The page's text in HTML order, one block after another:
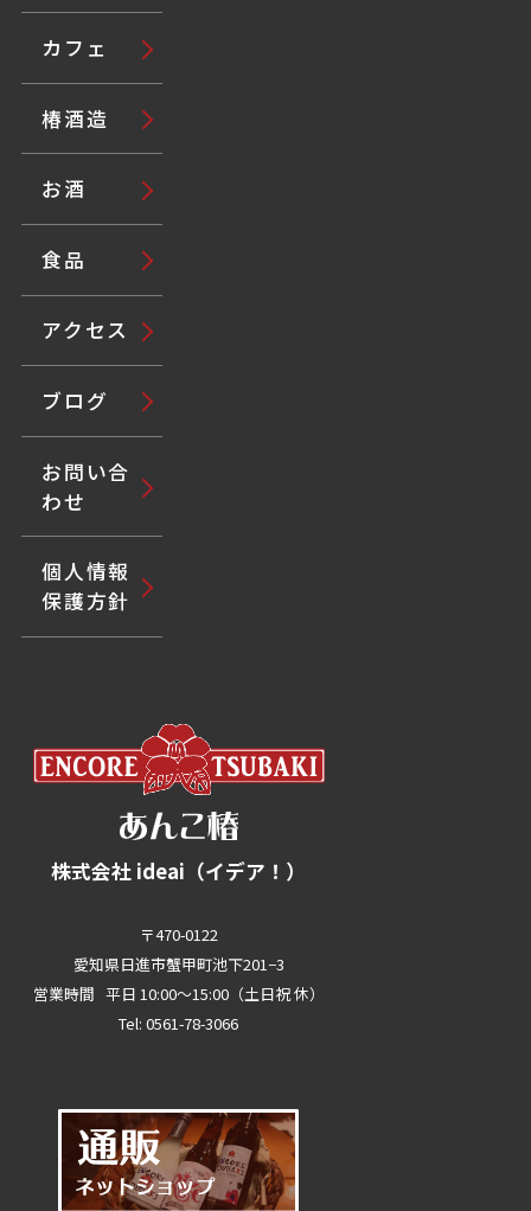
カフェ
椿酒造
お酒
食品
アクセス
ブログ
お問い合
わせ
個人情報
保護方針
株式会社 ideai（イデア！）
〒470-0122
愛知県日進市蟹甲町池下201−3
営業時間 平日 10:00～15:00（土日祝 休）
Tel: 0561-78-3066